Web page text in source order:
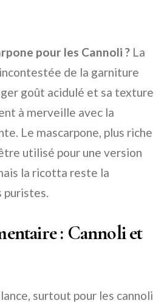
pour les Cannoli ? La
de la garniture
goût acidulé et sa texture
à merveille avec la
Le mascarpone, plus riche
utilisé pour une version
la ricotta reste la
puristes.
: Cannoli et
surtout pour les cannoli